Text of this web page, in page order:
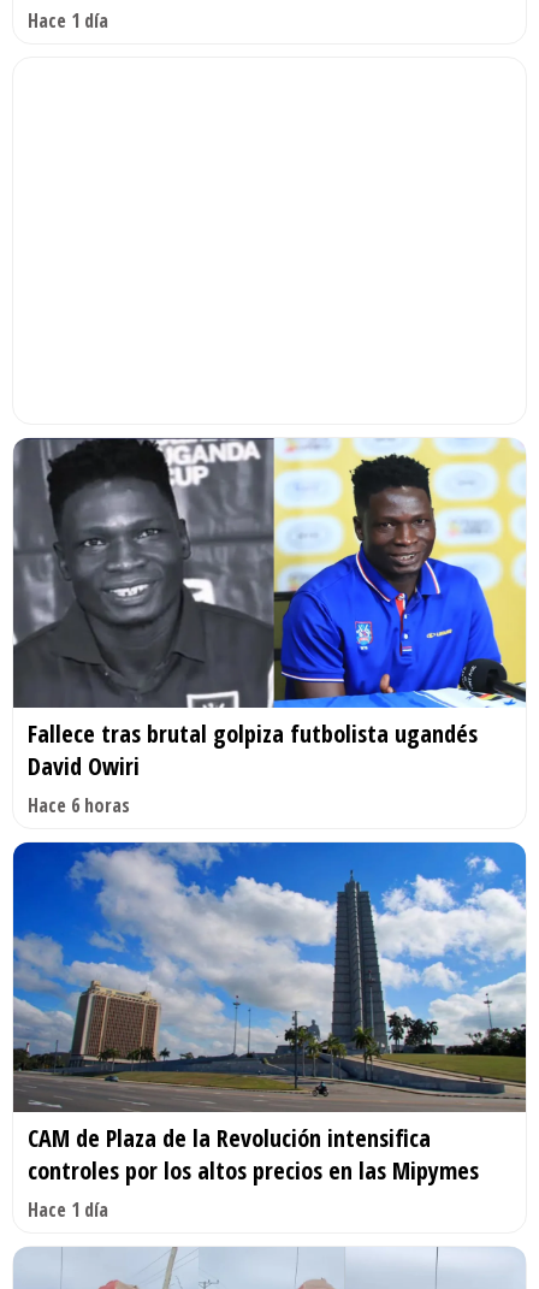
Hace 1 día
Fallece tras brutal golpiza futbolista ugandés
David Owiri
Hace 6 horas
CAM de Plaza de la Revolución intensifica
controles por los altos precios en las Mipymes
Hace 1 día